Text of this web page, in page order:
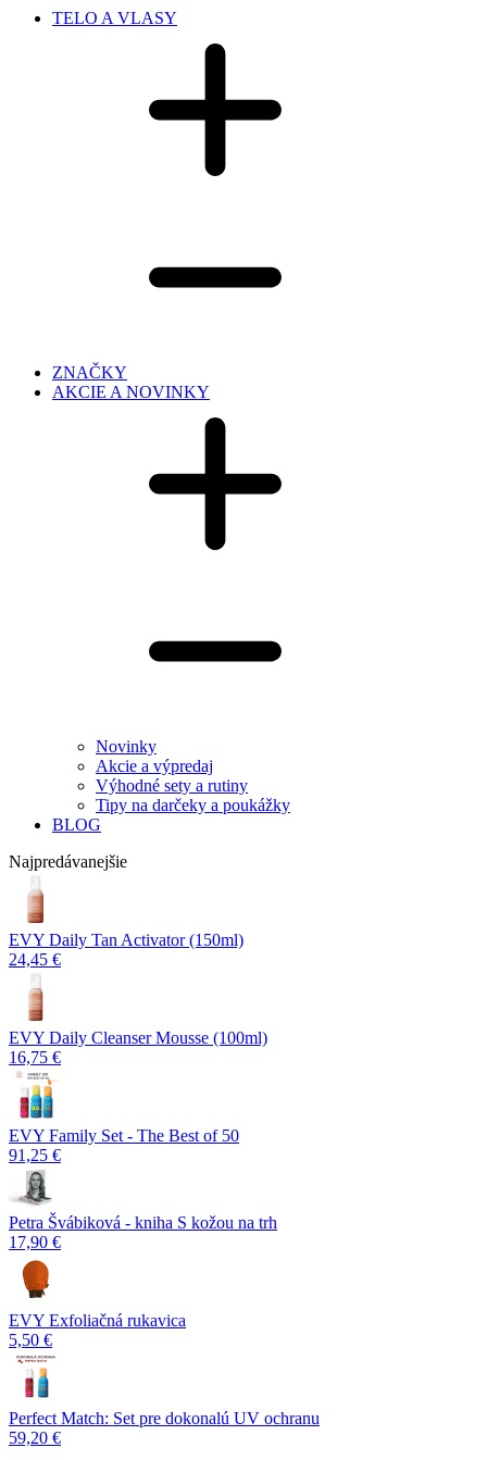
TELO A VLASY
ZNAČKY
AKCIE A NOVINKY
Novinky
Akcie a výpredaj
Výhodné sety a rutiny
Tipy na darčeky a poukážky
BLOG
Najpredávanejšie
EVY Daily Tan Activator (150ml)
24,45 €
EVY Daily Cleanser Mousse (100ml)
16,75 €
EVY Family Set - The Best of 50
91,25 €
Petra Švábiková - kniha S kožou na trh
17,90 €
EVY Exfoliačná rukavica
5,50 €
Perfect Match: Set pre dokonalú UV ochranu
59,20 €